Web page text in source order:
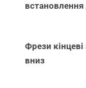
Фрези
вниз